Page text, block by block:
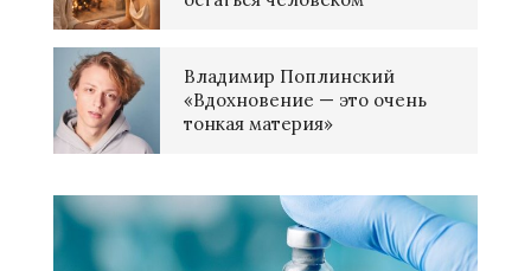
Владимир Поплинский
«Вдохновение — это очень
тонкая материя»